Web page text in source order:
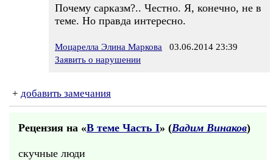
Почему сарказм?.. Честно. Я, конечно, не в
теме. Но правда интересно.
Моцарелла Элина Маркова 03.06.2014 23:39
Заявить о нарушении
+ добавить замечания
Рецензия на «В теме Часть I» (Вадим Винаков)
скучные люди